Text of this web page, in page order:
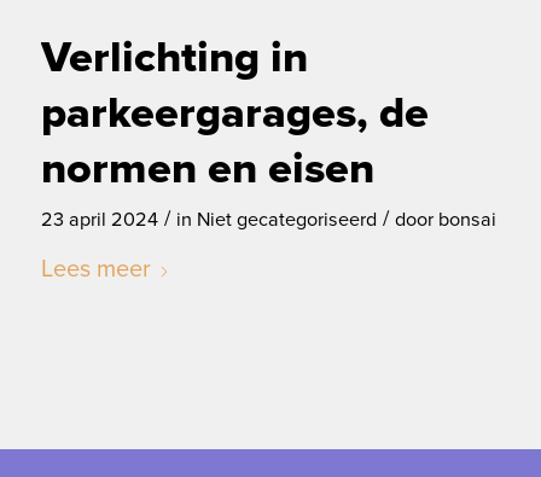
Verlichting in
parkeergarages, de
normen en eisen
23 april 2024 / in Niet gecategoriseerd / door bonsai
Lees meer